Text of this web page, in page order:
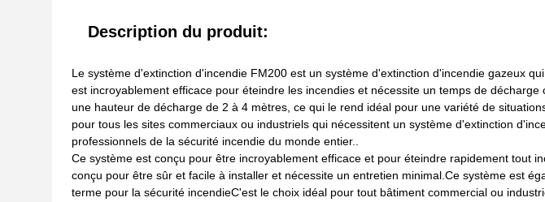
Description du produit:
Le système d'extinction d'incendie FM200 est un système d'extinction d'incendie gazeux
est incroyablement efficace pour éteindre les incendies et nécessite un temps de
une hauteur de décharge de 2 à 4 mètres, ce qui le rend idéal pour une variété de
pour tous les sites commerciaux ou industriels qui nécessitent un système d'extinction
professionnels de la sécurité incendie du monde entier..
Ce système est conçu pour être incroyablement efficace et pour éteindre rapidement tout
conçu pour être sûr et facile à installer et nécessite un entretien minimal.Ce système est
terme pour la sécurité incendieC'est le choix idéal pour tout bâtiment commercial ou